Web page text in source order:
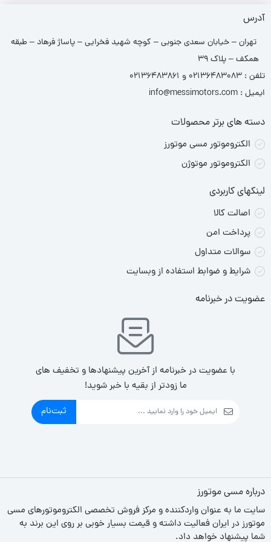
و به موتورهای آبی رنگ شهرت دارند. برای دریافت مشاوره با کارشناسان
فروش ما در تماس باشید.
آدرس
تهران – خیابان سعدی جنوبی – کوچه شهید فخرایی – پاساژ فرهاد – طبقه
همکف – پلاک 39
تلفن : 02136483083 و 02136483861
ایمیل : info@messimotors.com
دسته های برتر محصولات
الکتروموتور مسی موتورز
الکتروموتور موتوژن
لینکهای کاربردی
اصالت کالا
پرداخت امن
سوالات متداول
شرایط و ضوابط استفاده از وبسایت
عضویت در خبرنامه
با عضویت در خبرنامه از آخرین پیشنهادها و تخفیف های
ما زودتر از بقیه با خبر شوید!
ثبت‌نام
درباره مسی موتورز
سایت ما به عنوان واردکننده و مرکز فروش تخصصی الکتروموتورهای مسی
موتورز در ایران فعالیت داشته و قیمت بسیار خوبی بر روی این برند به
شما پیشنهاد خواهد داد.